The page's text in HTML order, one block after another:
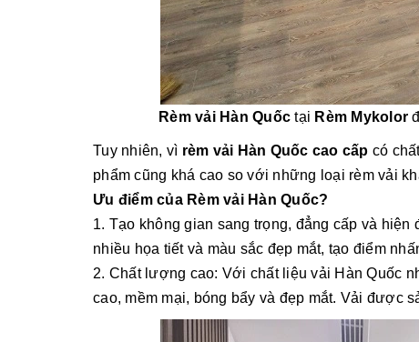
Rèm vải Hàn Quốc tại Rèm Mykolor
Tuy nhiên, vì rèm vải Hàn Quốc cao cấp có
phẩm cũng khá cao so với những loại rèm vải
Ưu điểm của Rèm vải Hàn Quốc?
1. Tạo không gian sang trọng, đẳng cấp và hiện
nhiều họa tiết và màu sắc đẹp mắt, tạo điểm
2. Chất lượng cao: Với chất liệu vải Hàn Quốc
cao, mềm mại, bóng bẩy và đẹp mắt. Vải được